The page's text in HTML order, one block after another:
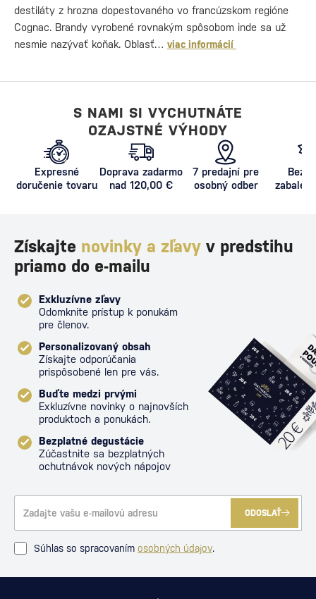
destiláty z hrozna dopestovaného vo francúzskom regióne
Cognac. Brandy vyrobené rovnakým spôsobom inde sa už
nesmie nazývať koňak. Oblasť… viac informácií
S NAMI SI VYCHUTNÁTE
OZAJSTNÉ VÝHODY
Expresné
doručenie tovaru
Doprava zadarmo
nad 120,00 €
7 predajní pre
osobný odber
Získajte novinky a zľavy v predstihu
priamo do e-mailu
Exkluzívne zľavy
Odomknite prístup k ponukám
pre členov.
Personalizovaný obsah
Získajte odporúčania
prispôsobené len pre vás.
Buďte medzi prvými
Exkluzívne novinky o najnovších
produktoch a ponukách.
Bezplatné degustácie
Zúčastnite sa bezplatných
ochutnávok nových nápojov
ODOSLAŤ
Súhlas so spracovaním osobných údajov.